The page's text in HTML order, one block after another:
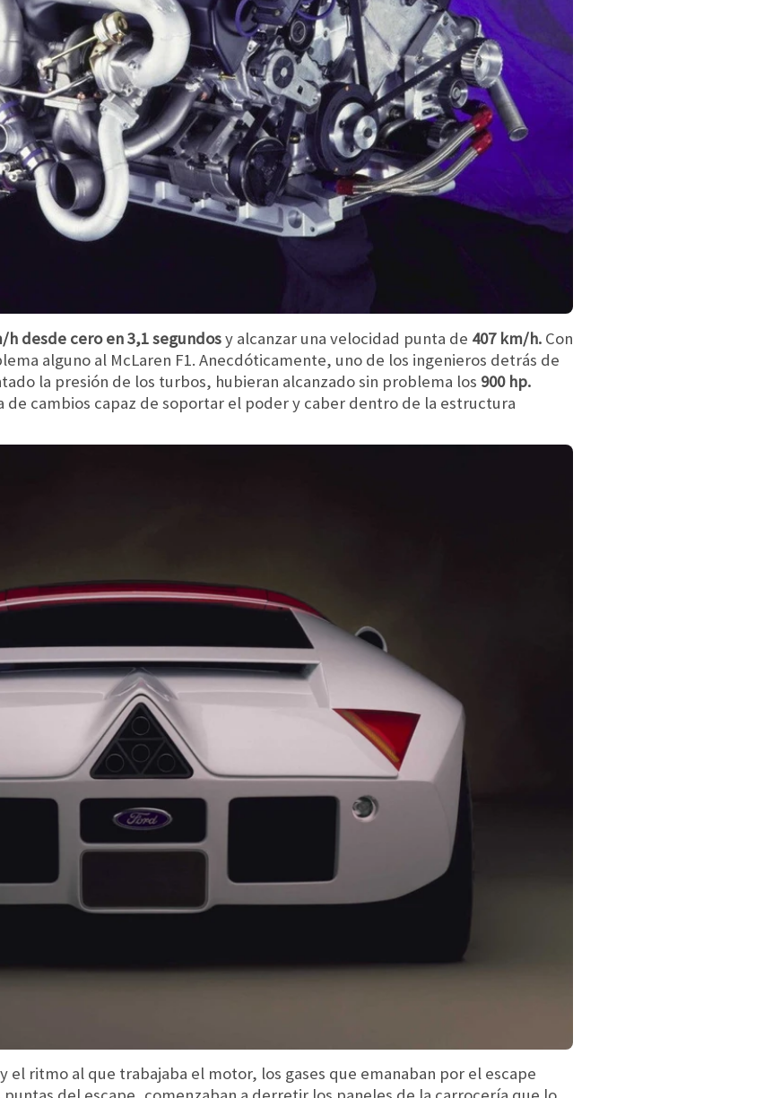
h desde cero en 3,1 segundosy alcanzar una velocidad punta de 407 km/h. Con
alguno al McLaren F1. Anecdóticamente, uno de los ingenieros detrás de
la presión de los turbos, hubieran alcanzado sin problema los 900 hp.
de cambios capaz de soportar el poder y caber dentro de la estructura
el ritmo al que trabajaba el motor, los gases que emanaban por el escape